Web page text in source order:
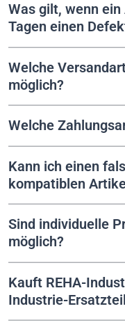
Was gilt, wenn
Tagen einen
Welche
möglich?
Welche
Kann ich einen
kompatiblen
Sind individuelle
möglich?
Kauft REHA-
Industrie-